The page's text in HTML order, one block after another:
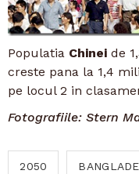
Populatia Chineide
creste pana la 1,4
pe locul 2 in
Fotografiile: Stern
2050